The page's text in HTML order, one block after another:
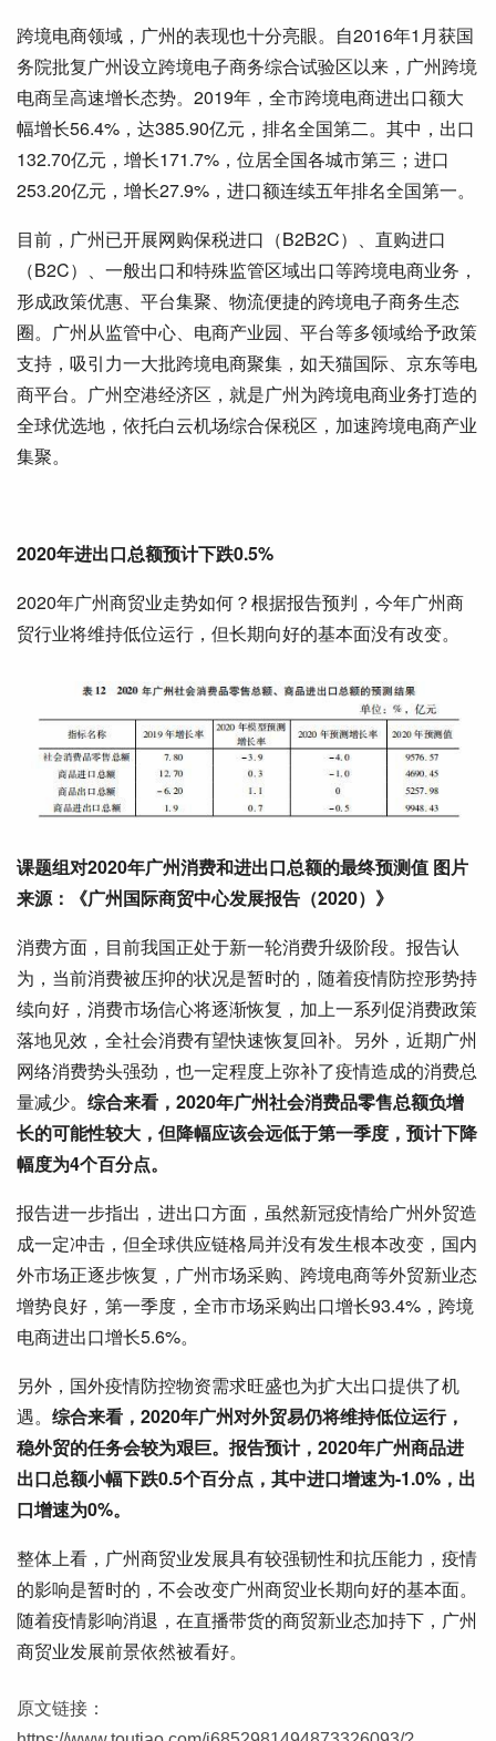
跨境电商领域，广州的表现也十分亮眼。自2016年1月获国
务院批复广州设立跨境电子商务综合试验区以来，广州跨境
电商呈高速增长态势。2019年，全市跨境电商进出口额大
幅增长56.4%，达385.90亿元，排名全国第二。其中，出口
132.70亿元，增长171.7%，位居全国各城市第三；进口
253.20亿元，增长27.9%，进口额连续五年排名全国第一。
目前，广州已开展网购保税进口（B2B2C）、直购进口
（B2C）、一般出口和特殊监管区域出口等跨境电商业务，
形成政策优惠、平台集聚、物流便捷的跨境电子商务生态
圈。广州从监管中心、电商产业园、平台等多领域给予政策
支持，吸引力一大批跨境电商聚集，如天猫国际、京东等电
商平台。广州空港经济区，就是广州为跨境电商业务打造的
全球优选地，依托白云机场综合保税区，加速跨境电商产业
集聚。
2020年进出口总额预计下跌0.5%
2020年广州商贸业走势如何？根据报告预判，今年广州商
贸行业将维持低位运行，但长期向好的基本面没有改变。
课题组对2020年广州消费和进出口总额的最终预测值 图片
来源：《广州国际商贸中心发展报告（2020）》
消费方面，目前我国正处于新一轮消费升级阶段。报告认
为，当前消费被压抑的状况是暂时的，随着疫情防控形势持
续向好，消费市场信心将逐渐恢复，加上一系列促消费政策
落地见效，全社会消费有望快速恢复回补。另外，近期广州
网络消费势头强劲，也一定程度上弥补了疫情造成的消费总
量减少。 综合来看，2020年广州社会消费品零售总额负增
长的可能性较大，但降幅应该会远低于第一季度，预计下降
幅度为4个百分点。
报告进一步指出，进出口方面，虽然新冠疫情给广州外贸造
成一定冲击，但全球供应链格局并没有发生根本改变，国内
外市场正逐步恢复，广州市场采购、跨境电商等外贸新业态
增势良好，第一季度，全市市场采购出口增长93.4%，跨境
电商进出口增长5.6%。
另外，国外疫情防控物资需求旺盛也为扩大出口提供了机
遇。 综合来看，2020年广州对外贸易仍将维持低位运行，
稳外贸的任务会较为艰巨。报告预计，2020年广州商品进
出口总额小幅下跌0.5个百分点，其中进口增速为-1.0%，出
口增速为0%。
整体上看，广州商贸业发展具有较强韧性和抗压能力，疫情
的影响是暂时的，不会改变广州商贸业长期向好的基本面。
随着疫情影响消退，在直播带货的商贸新业态加持下，广州
商贸业发展前景依然被看好。
原文链接：